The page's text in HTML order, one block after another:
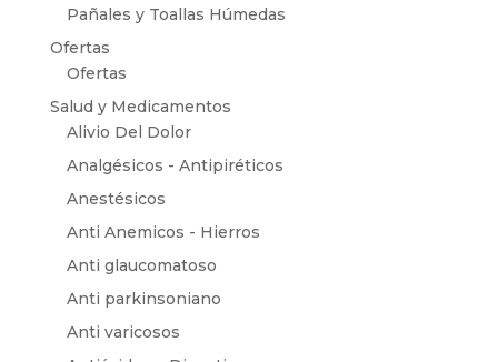
Pañales y Toallas Húmedas
Ofertas
Ofertas
Salud y Medicamentos
Alivio Del Dolor
Analgésicos - Antipiréticos
Anestésicos
Anti Anemicos - Hierros
Anti glaucomatoso
Anti parkinsoniano
Anti varicosos